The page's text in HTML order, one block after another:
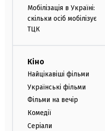
Мобілізація в Україні:
скільки осіб мобілізує
ТЦК
Кіно
Найцікавіші фільми
Українські фільми
Фільми на вечір
Комедії
Серіали